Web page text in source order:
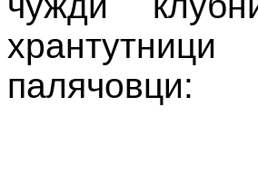
палячовци: